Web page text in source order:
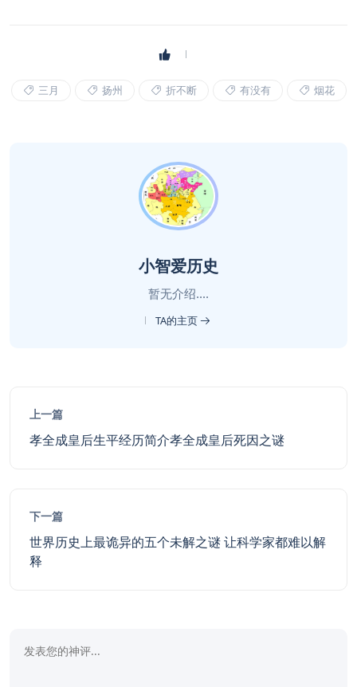
三月 扬州 折不断 有没有 烟花
小智爱历史
暂无介绍....
TA的主页
上一篇
孝全成皇后生平经历简介孝全成皇后死因之谜
下一篇
世界历史上最诡异的五个未解之谜 让科学家都难以解
释